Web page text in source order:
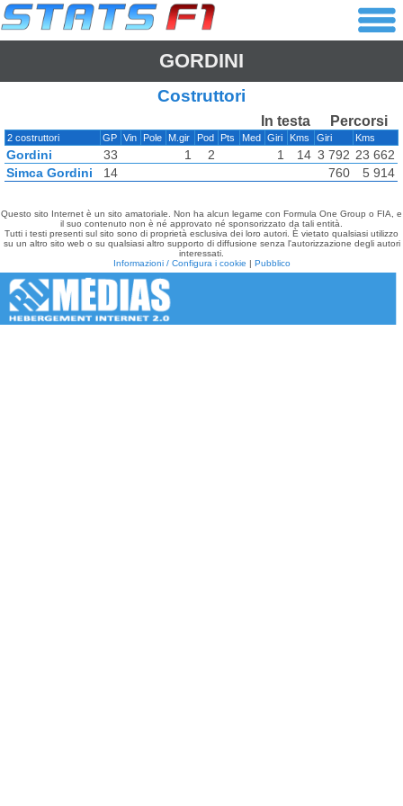
GORDINI
Costruttori
In testa Percorsi
2 costruttori GP Vin Pole M.gir Pod Pts Med Giri Kms Giri Kms
Gordini 33 1 2 1 14 3 792 23 662
Simca Gordini
14 760 5 914
Questo sito Internet è un sito amatoriale. Non ha alcun legame con Formula One Group o FIA, e
il suo contenuto non è né approvato né sponsorizzato da tali entità.
Tutti i testi presenti sul sito sono di proprietà esclusiva dei loro autori. È vietato qualsiasi utilizzo
su un altro sito web o su qualsiasi altro supporto di diffusione senza l'autorizzazione degli autori
interessati.
Informazioni / Configura i cookie | Pubblico